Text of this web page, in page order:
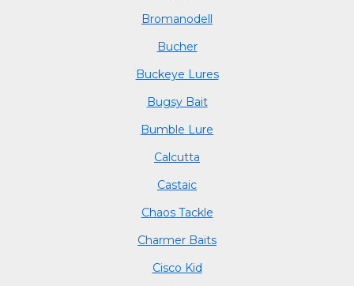
Bromanodell
Bucher
Buckeye Lures
Bugsy Bait
Bumble Lure
Calcutta
Castaic
Chaos Tackle
Charmer Baits
Cisco Kid